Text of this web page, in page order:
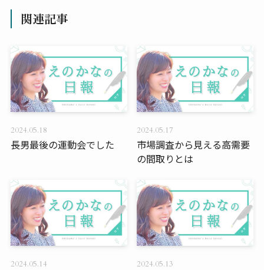
関連記事
長男最後の運動会でした
2024.05.18
市場調査から見える高需要
の間取りとは
2024.05.17
2024.05.14 2024.05.13